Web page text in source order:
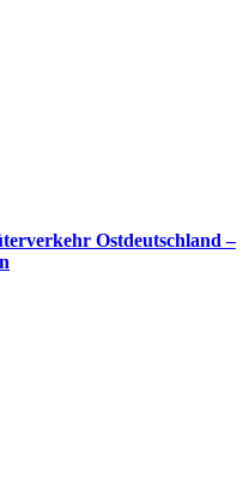
Ostdeutschland –